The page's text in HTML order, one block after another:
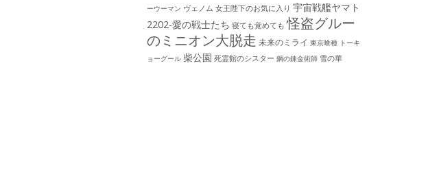
ーウーマン ヴェノム 女王陛下のお気に入り 宇宙戦艦ヤマト
2202-愛の戦士たち 寝ても覚めても 怪盗グルー
のミニオン大脱走 未来のミライ 東京喰種 トーキ
ョーグール 柴公園 死霊館のシスター 鋼の錬金術師 雪の華